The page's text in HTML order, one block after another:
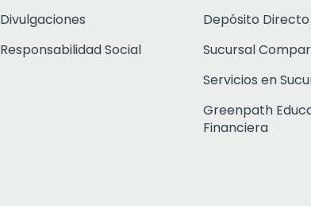
Divulgaciones
Responsabilidad Social
Depósito Directo
Sucursal
Servicios en
Greenpath
Financiera